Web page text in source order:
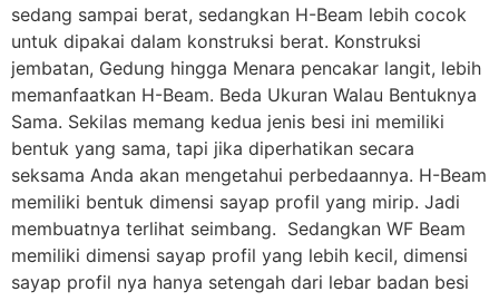
sedang sampai berat, sedangkan H-Beam lebih cocok
untuk dipakai dalam konstruksi berat. Konstruksi
jembatan, Gedung hingga Menara pencakar langit, lebih
memanfaatkan H-Beam. Beda Ukuran Walau Bentuknya
Sama. Sekilas memang kedua jenis besi ini memiliki
bentuk yang sama, tapi jika diperhatikan secara
seksama Anda akan mengetahui perbedaannya. H-Beam
memiliki bentuk dimensi sayap profil yang mirip. Jadi
membuatnya terlihat seimbang. Sedangkan WF Beam
memiliki dimensi sayap profil yang lebih kecil, dimensi
sayap profil nya hanya setengah dari lebar badan besi